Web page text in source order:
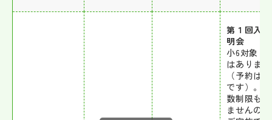
第１回入
明会
小6対象
はありま
（予約は
です）。
数制限も
ませんの